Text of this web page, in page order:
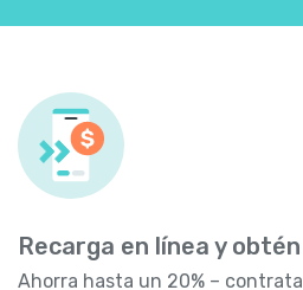
Recarga en línea y
Ahorra hasta un 20% –